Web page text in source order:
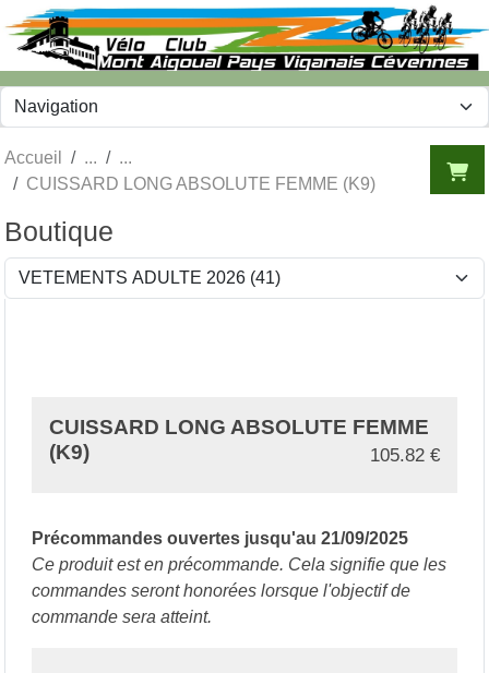
Accueil
CUISSARD LONG ABSOLUTE FEMME (K9)
Boutique
CUISSARD LONG ABSOLUTE FEMME
(K9)
105.82 €
Précommandes ouvertes jusqu'au 21/09/2025
Ce produit est en précommande. Cela signifie que les
commandes seront honorées lorsque l'objectif de
commande sera atteint.
Panneau de gestion des cookies